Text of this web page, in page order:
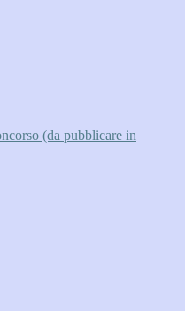
(da pubblicare in